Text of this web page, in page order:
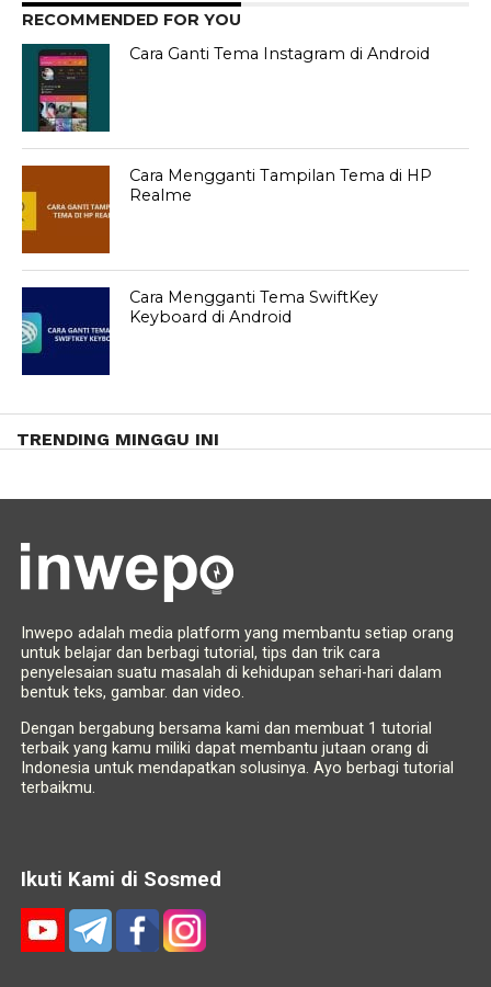
RECOMMENDED FOR YOU
Cara Ganti Tema Instagram di Android
Cara Mengganti Tampilan Tema di HP
Realme
Cara Mengganti Tema SwiftKey
Keyboard di Android
TRENDING MINGGU INI
Inwepo adalah media platform yang membantu setiap orang
untuk belajar dan berbagi tutorial, tips dan trik cara
penyelesaian suatu masalah di kehidupan sehari-hari dalam
bentuk teks, gambar. dan video.
Dengan bergabung bersama kami dan membuat 1 tutorial
terbaik yang kamu miliki dapat membantu jutaan orang di
Indonesia untuk mendapatkan solusinya. Ayo berbagi tutorial
terbaikmu.
Ikuti Kami di Sosmed